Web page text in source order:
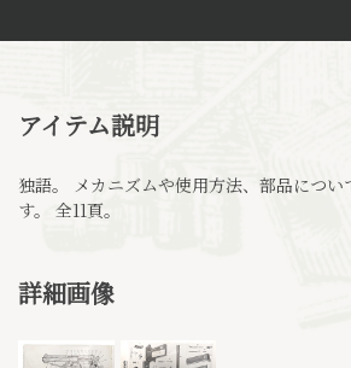
アイテム説明
独語。 メカニズムや使用方法、部品につい
す。 全11頁。
詳細画像